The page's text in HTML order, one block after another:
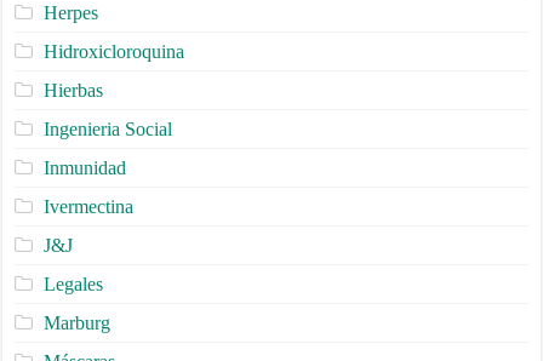
Herpes
Hidroxicloroquina
Hierbas
Ingenieria Social
Inmunidad
Ivermectina
J&J
Legales
Marburg